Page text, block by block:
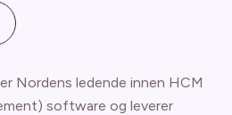
Nordens ledende innen HCM
software og leverer